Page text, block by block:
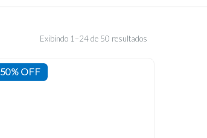
Exibindo 1–24 de 50 resultados
50% OFF